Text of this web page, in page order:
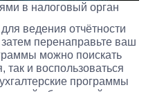
в налоговый орган
ведения отчётности
перенаправьте ваш
можно поискать
так и воспользоваться
программы